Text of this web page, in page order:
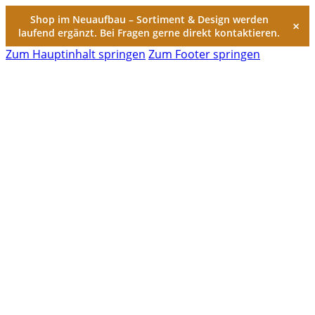
Shop im Neuaufbau – Sortiment & Design werden
laufend ergänzt. Bei Fragen gerne direkt kontaktieren.
×
Zum Hauptinhalt springen Zum Footer springen